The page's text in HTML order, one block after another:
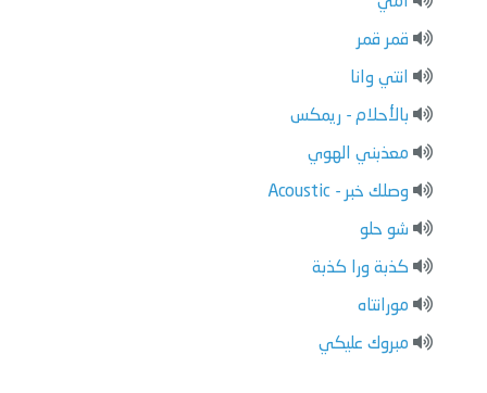
قمر قمر
انتي وانا
بالأحلام - ريمكس
معذبني الهوي
وصلك خبر - Acoustic
شو حلو
كذبة ورا كذبة
مورانتاه
مبروك عليكي